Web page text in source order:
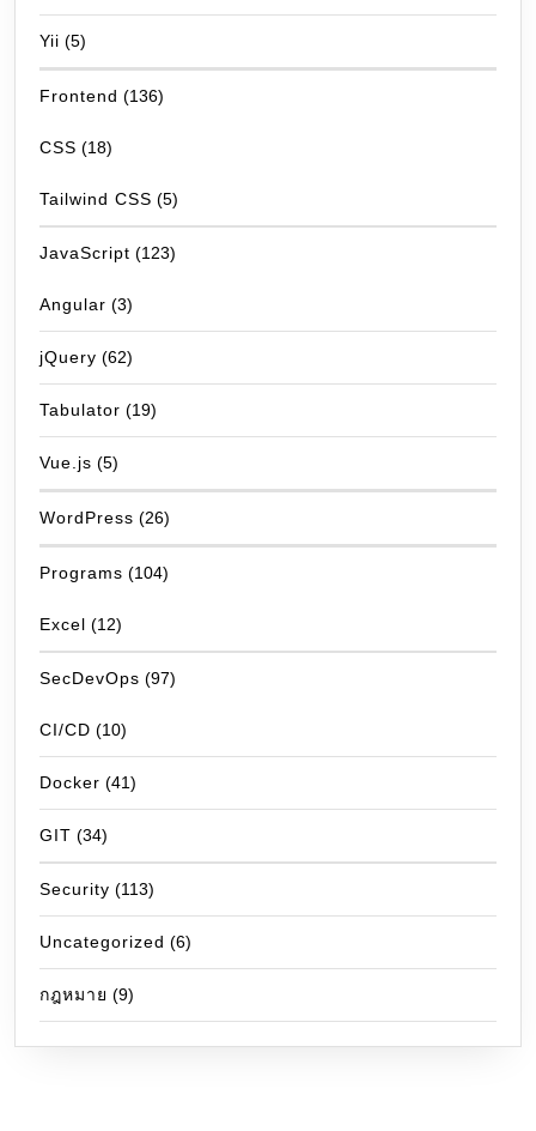
Yii (5)
Frontend (136)
CSS (18)
Tailwind CSS (5)
JavaScript (123)
Angular (3)
jQuery (62)
Tabulator (19)
Vue.js (5)
WordPress (26)
Programs (104)
Excel (12)
SecDevOps (97)
CI/CD (10)
Docker (41)
GIT (34)
Security (113)
Uncategorized (6)
กฎหมาย (9)